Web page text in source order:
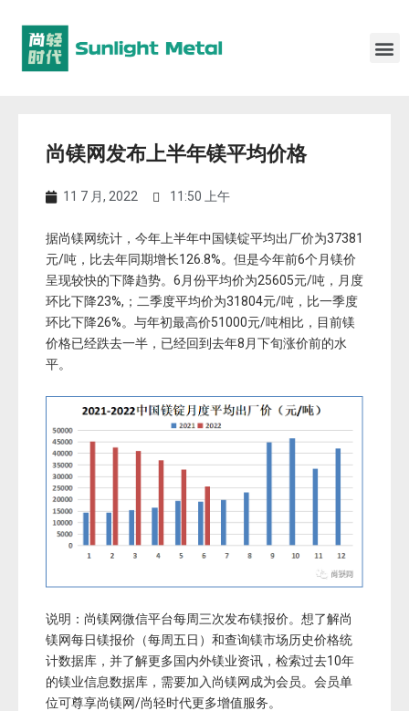
尚镁网发布上半年镁平均价格
11 7 月, 2022 11:50 上午
据尚镁网统计，今年上半年中国镁锭平均出厂价为37381
元/吨，比去年同期增长126.8%。但是今年前6个月镁价
呈现较快的下降趋势。6月份平均价为25605元/吨，月度
环比下降23%,；二季度平均价为31804元/吨，比一季度
环比下降26%。与年初最高价51000元/吨相比，目前镁
价格已经跌去一半，已经回到去年8月下旬涨价前的水
平。
说明：尚镁网微信平台每周三次发布镁报价。想了解尚
镁网每日镁报价（每周五日）和查询镁市场历史价格统
计数据库，并了解更多国内外镁业资讯，检索过去10年
的镁业信息数据库，需要加入尚镁网成为会员。会员单
位可尊享尚镁网/尚轻时代更多增值服务。